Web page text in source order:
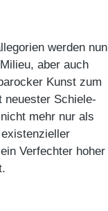
werden nun
aber auch
Kunst zum
neuester Schiele-
mehr nur als
Verfechter hoher